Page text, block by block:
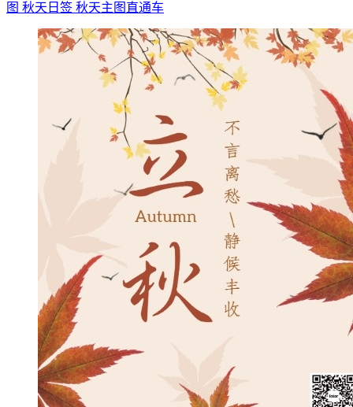
图 秋天日签 秋天主图直通车